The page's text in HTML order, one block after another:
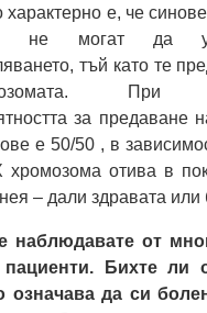
характерно е, че
не могат да
тъй като те
При
за предаване
е 50/50 , в
хромозома отива в
– дали здравата или
наблюдавате от
пациенти. Бихте ли
означава да си